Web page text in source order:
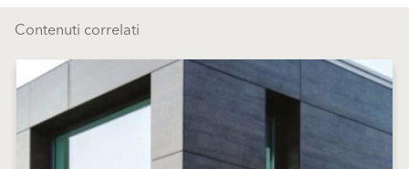
Contenuti correlati